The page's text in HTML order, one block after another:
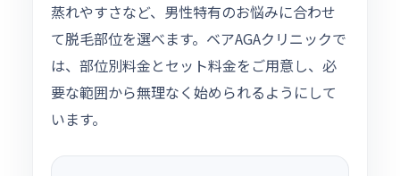
蒸れやすさなど、男性特有のお悩みに合わせ
て脱毛部位を選べます。ベアAGAクリニックで
は、部位別料金とセット料金をご用意し、必
要な範囲から無理なく始められるようにして
います。